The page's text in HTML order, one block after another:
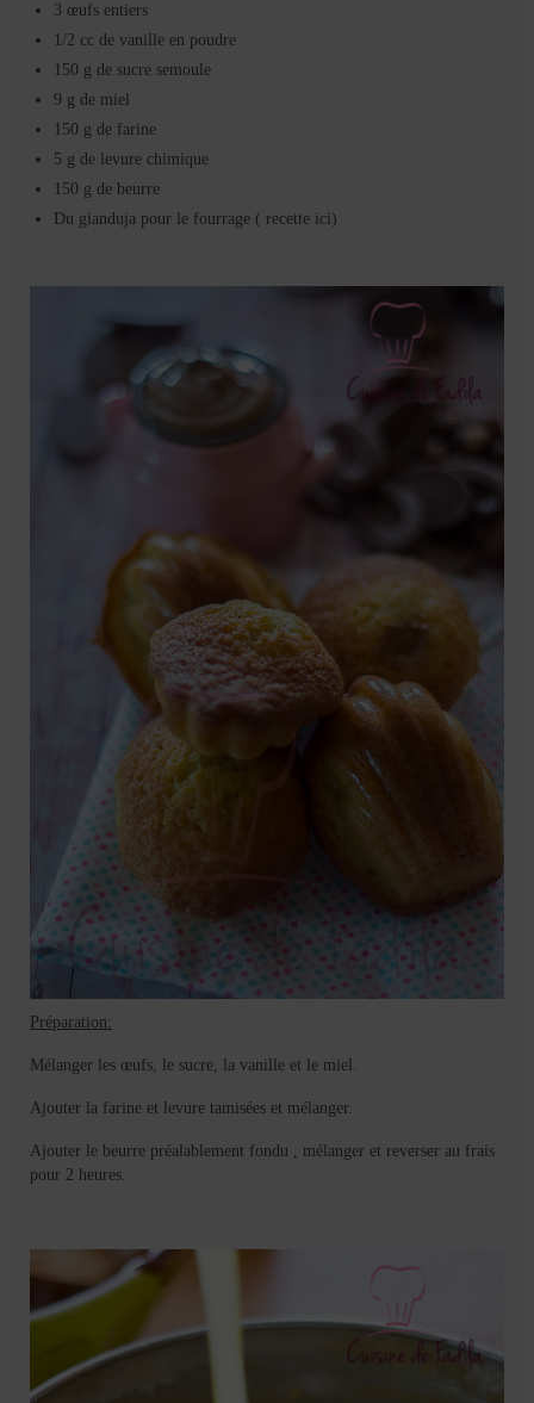
3 œufs entiers
1/2 cc de vanille en poudre
150 g de sucre semoule
9 g de miel
150 g de farine
5 g de levure chimique
150 g de beurre
Du gianduja pour le fourrage ( recette ici)
Préparation:
Mélanger les œufs, le sucre, la vanille et le miel.
Ajouter la farine et levure tamisées et mélanger.
Ajouter le beurre préalablement fondu , mélanger et reverser au frais
pour 2 heures.